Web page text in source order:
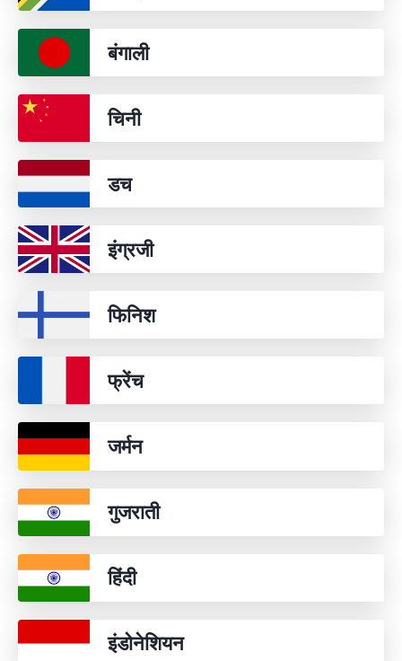
बंगाली
चिनी
डच
इंग्रजी
फिनिश
फ्रेंच
जर्मन
गुजराती
हिंदी
इंडोनेशियन